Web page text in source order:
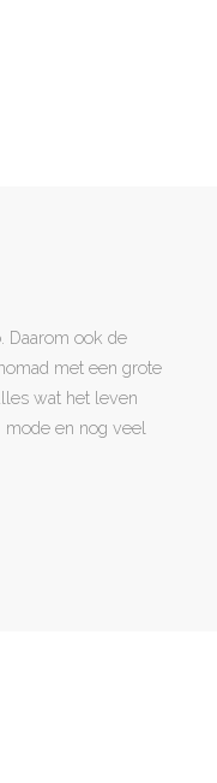
Daarom ook de
met een grote
wat het leven
en nog veel